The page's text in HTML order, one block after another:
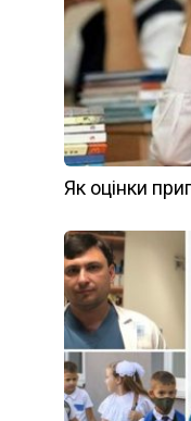
Як оцінки